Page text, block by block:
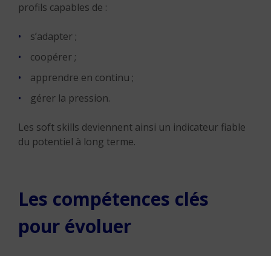
profils capables de :
s’adapter ;
coopérer ;
apprendre en continu ;
gérer la pression.
Les soft skills deviennent ainsi un indicateur fiable
du potentiel à long terme.
Les compétences clés
pour évoluer